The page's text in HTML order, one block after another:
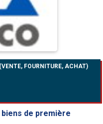
FOURNITURE, ACHAT)
de première